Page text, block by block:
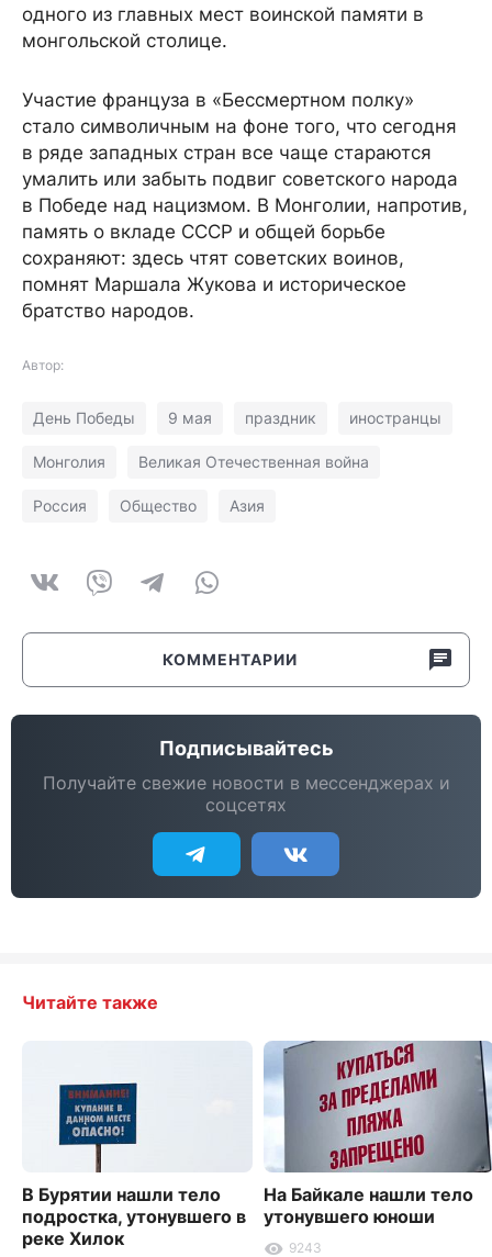
одного из главных мест воинской памяти в
монгольской столице.
Участие француза в «Бессмертном полку»
стало символичным на фоне того, что сегодня
в ряде западных стран все чаще стараются
умалить или забыть подвиг советского народа
в Победе над нацизмом. В Монголии, напротив,
память о вкладе СССР и общей борьбе
сохраняют: здесь чтят советских воинов,
помнят Маршала Жукова и историческое
братство народов.
Автор:
День Победы 9 мая праздник иностранцы
Монголия Великая Отечественная война
Россия Общество Азия
КОММЕНТАРИИ
Подписывайтесь
Получайте свежие новости в мессенджерах и
соцсетях
Читайте также
В Бурятии нашли тело
подростка, утонувшего в
реке Хилок
На Байкале нашли тело
утонувшего юноши
9243